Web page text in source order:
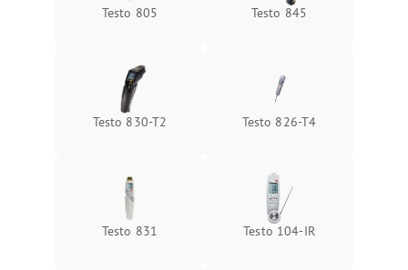
Testo 805 Testo 845
Testo 830-T2 Testo 826-T4
Testo 831 Testo 104-IR